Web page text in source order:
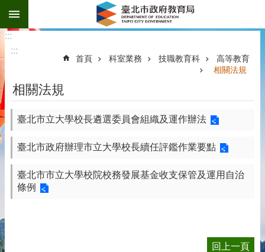
跳到主要內容區塊
:::
:::
首頁 科室業務 技職教育科
高等教育
相關法規
相關法規
臺北市立大學校長遴選委員會組織及運作辦法
臺北市政府辦理市立大學校長續任評鑑作業要點
臺北市市立大學校院校務發展基金收支保管及運用自治
條例
回上一頁